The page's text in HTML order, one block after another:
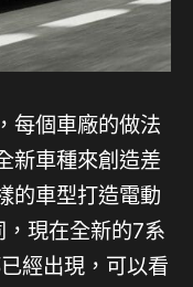
每個車廠的做法
新車種來創造差
的車型打造電動
現在全新的7系
經出現，可以看